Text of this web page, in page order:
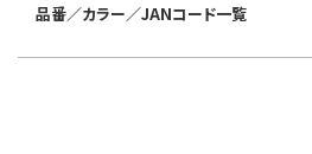
品番／カラー／JANコード一覧